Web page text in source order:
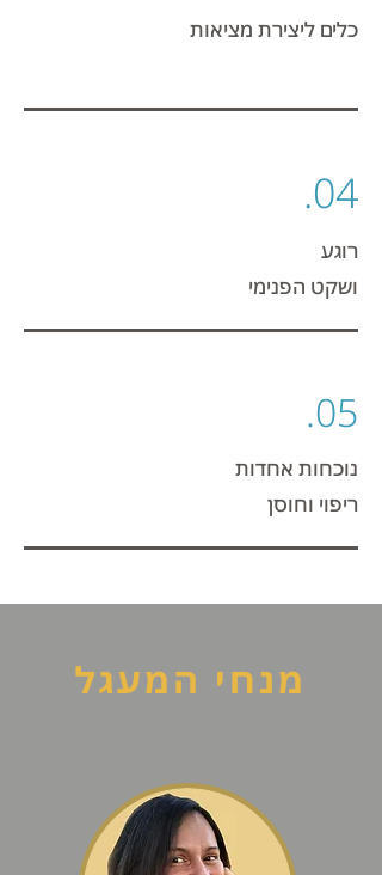
כלים ליצירת מציאות
04.
רוגע
ושקט הפנימי
05.
נוכחות אחדות
ריפוי וחוסן
מנחי המעגל